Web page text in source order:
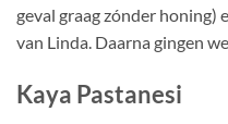
geval graag zónder honing)
van Linda. Daarna gingen
Kaya Pastanesi